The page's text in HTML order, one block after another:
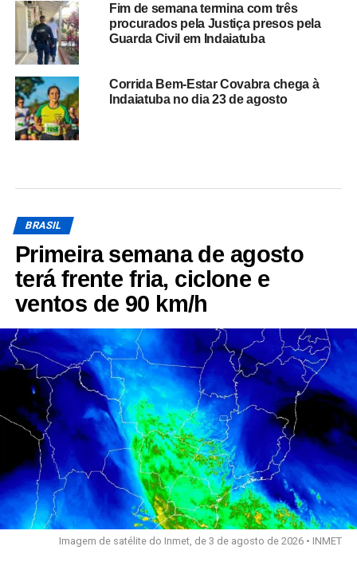
Fim de semana termina com três
procurados pela Justiça presos pela
Guarda Civil em Indaiatuba
Corrida Bem-Estar Covabra chega à
Indaiatuba no dia 23 de agosto
BRASIL
Primeira semana de agosto
terá frente fria, ciclone e
ventos de 90 km/h
Imagem de satélite do Inmet, de 3 de agosto de 2026 • INMET